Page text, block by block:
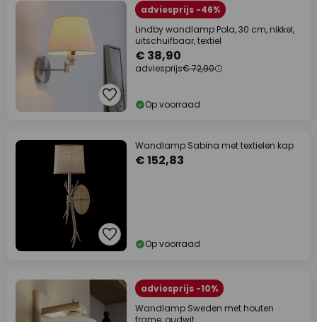
adviesprijs -46%
Lindby wandlamp Pola, 30 cm, nikkel,
uitschuifbaar, textiel
€ 38,90
adviesprijs€ 72,90
Op voorraad
Wandlamp Sabina met textielen kap
€ 152,83
Op voorraad
adviesprijs -10%
Wandlamp Sweden met houten